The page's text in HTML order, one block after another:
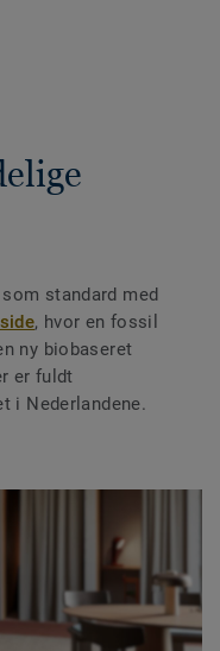
standard med
, hvor en fossil
ny biobaseret
er fuldt
i Nederlandene.